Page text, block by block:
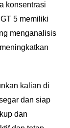
konsentrasi
5 memiliki
menganalisis
kalian di
dan siap
dan